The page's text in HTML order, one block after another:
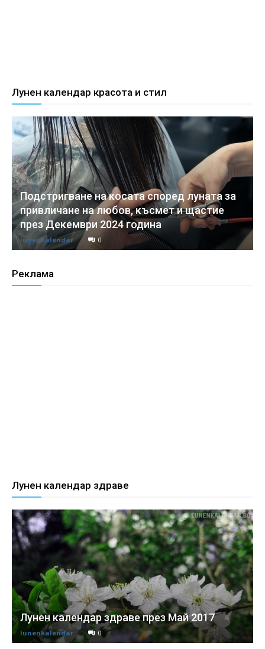
Лунен календар красота и стил
Подстригване на косата според луната за
привличане на любов, късмет и щастие
през Декември 2024 година
lunenkalendar 0
Реклама
Лунен календар здраве
Лунен календар здраве през Май 2017
lunenkalendar 0